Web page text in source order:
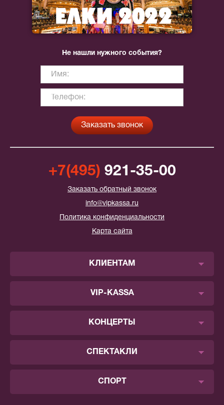
Не нашли нужного события?
+7(495) 921-35-00
Заказать обратный звонок
info@vipkassa.ru
Политика конфиденциальности
Карта сайта
КЛИЕНТАМ
VIP-KASSA
КОНЦЕРТЫ
СПЕКТАКЛИ
СПОРТ